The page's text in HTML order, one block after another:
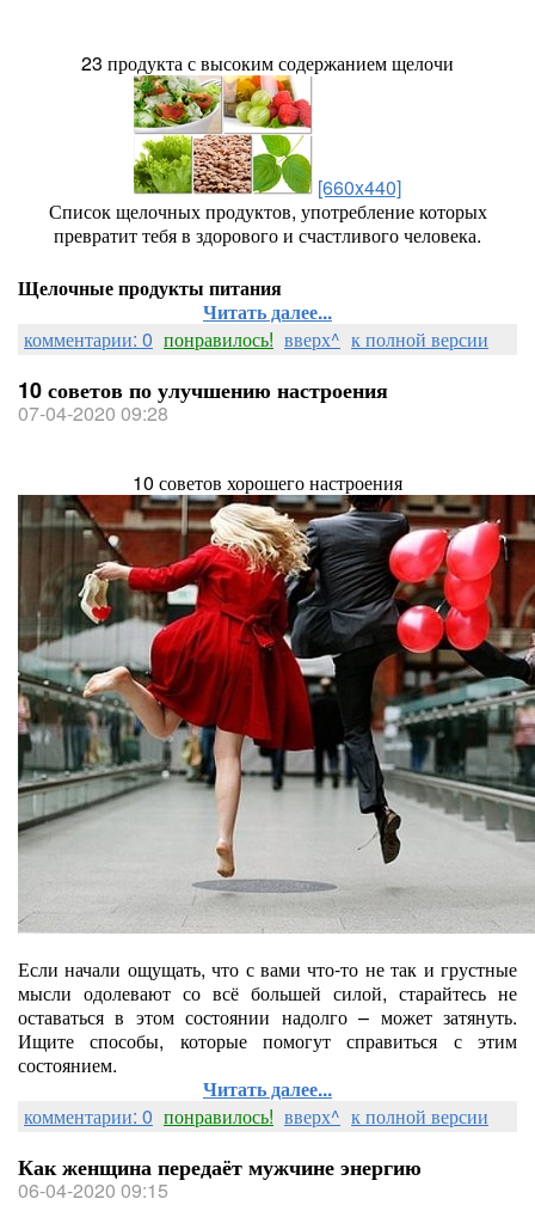
23 продукта с высоким содержанием щелочи
[660x440]
Список щелочных продуктов, употребление которых
превратит тебя в здорового и счастливого человека.
Щелочные продукты питания
Читать далее...
комментарии: 0 понравилось! вверх^ к полной версии
10 советов по улучшению настроения
07-04-2020 09:28
10 советов хорошего настроения
Если начали ощущать, что с вами что-то не так и грустные
мысли одолевают со всё большей силой, старайтесь не
оставаться в этом состоянии надолго – может затянуть.
Ищите способы, которые помогут справиться с этим
состоянием.
Читать далее...
комментарии: 0 понравилось! вверх^ к полной версии
Как женщина передаёт мужчине энергию
06-04-2020 09:15